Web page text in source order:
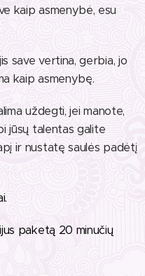
kaip asmenybė, esu
save vertina, gerbia, jo
kaip asmenybę.
uždegti, jei manote,
jūsų talentas galite
ir nustatę saulės padėtį
paketą 20 minučių